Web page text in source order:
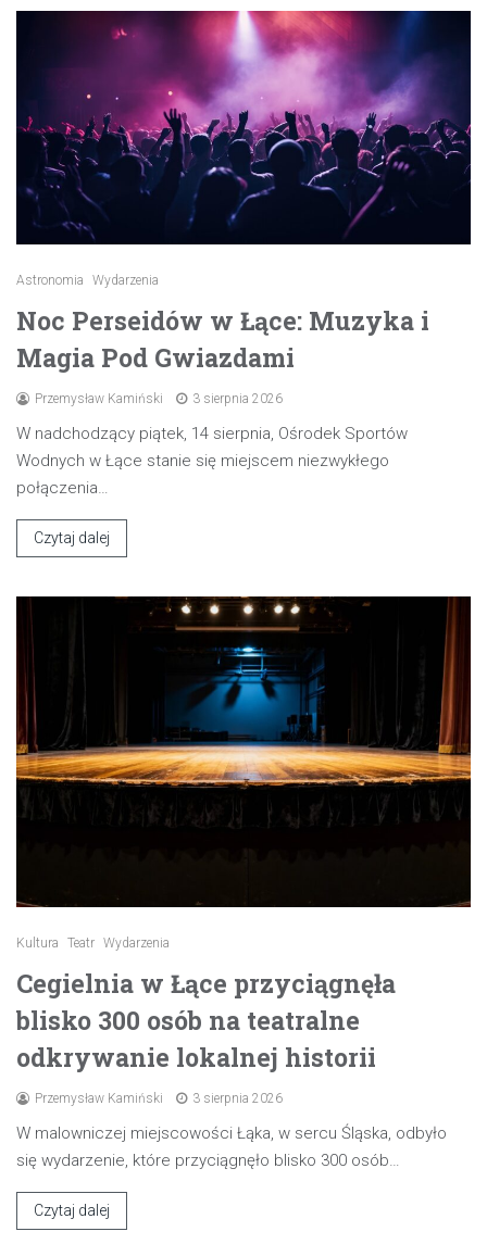
Astronomia Wydarzenia
Noc Perseidów w Łące: Muzyka i
Magia Pod Gwiazdami
Przemysław Kamiński 3 sierpnia 2026
W nadchodzący piątek, 14 sierpnia, Ośrodek Sportów
Wodnych w Łące stanie się miejscem niezwykłego
połączenia…
Czytaj dalej
Kultura Teatr Wydarzenia
Cegielnia w Łące przyciągnęła
blisko 300 osób na teatralne
odkrywanie lokalnej historii
Przemysław Kamiński 3 sierpnia 2026
W malowniczej miejscowości Łąka, w sercu Śląska, odbyło
się wydarzenie, które przyciągnęło blisko 300 osób…
Czytaj dalej